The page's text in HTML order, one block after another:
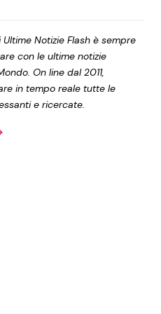
Ultime Notizie Flash è sempre
con le ultime notizie
On line dal 2011,
in tempo reale tutte le
e ricercate.